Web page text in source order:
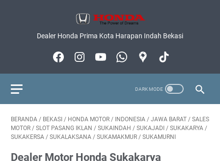
Dealer Honda Prima Kota Harapan Indah Bekasi
BERANDA / BEKASI / HONDA MOTOR / INDONESIA / JAWA BARAT / SALES
MOTOR / SLOT PASANG IKLAN / SUKAINDAH / SUKAJADI / SUKAKARYA /
SUKAKERSA / SUKALAKSANA / SUKAMAKMUR / SUKAMURNI
Dealer Motor Honda Sukakarya